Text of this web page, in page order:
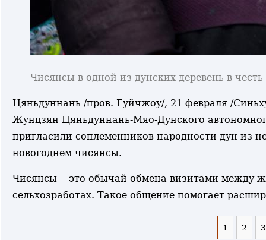
Чисянсы в одной из дунских деревень в
Цяньдуннань /пров. Гуйчжоу/, 21 февраля /
Жунцзян Цяньдуннань-Мяо-Дунского
пригласили соплеменников народности дун из
новогоднем чисянсы.
Чисянсы -- это обычай обмена визитами между
сельхозработах. Такое общение помогает
1 2 3